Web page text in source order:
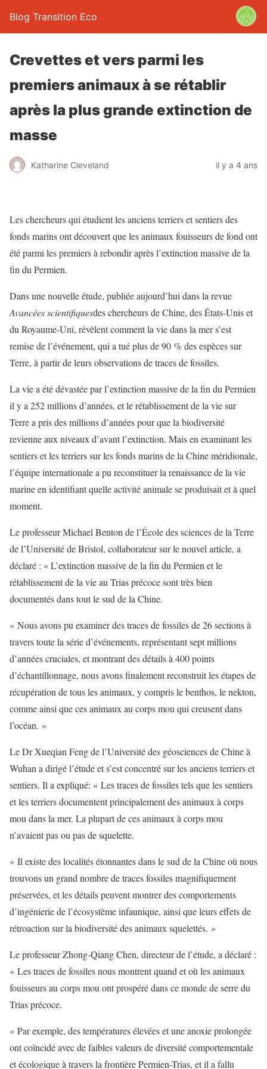
Blog Transition Eco
Crevettes et vers parmi les
premiers animaux à se rétablir
après la plus grande extinction de
masse
Katharine Cleveland il y a 4 ans
Les chercheurs qui étudient les anciens terriers et sentiers des
fonds marins ont découvert que les animaux fouisseurs de fond ont
été parmi les premiers à rebondir après l’extinction massive de la
fin du Permien.
Dans une nouvelle étude, publiée aujourd’hui dans la revue
Avancées scientifiquesdes chercheurs de Chine, des États-Unis et
du Royaume-Uni, révèlent comment la vie dans la mer s’est
remise de l’événement, qui a tué plus de 90 % des espèces sur
Terre, à partir de leurs observations de traces de fossiles.
La vie a été dévastée par l’extinction massive de la fin du Permien
il y a 252 millions d’années, et le rétablissement de la vie sur
Terre a pris des millions d’années pour que la biodiversité
revienne aux niveaux d’avant l’extinction. Mais en examinant les
sentiers et les terriers sur les fonds marins de la Chine méridionale,
l’équipe internationale a pu reconstituer la renaissance de la vie
marine en identifiant quelle activité animale se produisait et à quel
moment.
Le professeur Michael Benton de l’École des sciences de la Terre
de l’Université de Bristol, collaborateur sur le nouvel article, a
déclaré : « L’extinction massive de la fin du Permien et le
rétablissement de la vie au Trias précoce sont très bien
documentés dans tout le sud de la Chine.
« Nous avons pu examiner des traces de fossiles de 26 sections à
travers toute la série d’événements, représentant sept millions
d’années cruciales, et montrant des détails à 400 points
d’échantillonnage, nous avons finalement reconstruit les étapes de
récupération de tous les animaux, y compris le benthos, le nekton,
comme ainsi que ces animaux au corps mou qui creusent dans
l’océan. »
Le Dr Xueqian Feng de l’Université des géosciences de Chine à
Wuhan a dirigé l’étude et s’est concentré sur les anciens terriers et
sentiers. Il a expliqué: « Les traces de fossiles tels que les sentiers
et les terriers documentent principalement des animaux à corps
mou dans la mer. La plupart de ces animaux à corps mou
n’avaient pas ou pas de squelette.
« Il existe des localités étonnantes dans le sud de la Chine où nous
trouvons un grand nombre de traces fossiles magnifiquement
préservées, et les détails peuvent montrer des comportements
d’ingénierie de l’écosystème infaunique, ainsi que leurs effets de
rétroaction sur la biodiversité des animaux squelettés. »
Le professeur Zhong-Qiang Chen, directeur de l’étude, a déclaré :
« Les traces de fossiles nous montrent quand et où les animaux
fouisseurs au corps mou ont prospéré dans ce monde de serre du
Trias précoce.
« Par exemple, des températures élevées et une anoxie prolongée
ont coïncidé avec de faibles valeurs de diversité comportementale
et écologique à travers la frontière Permien-Trias, et il a fallu